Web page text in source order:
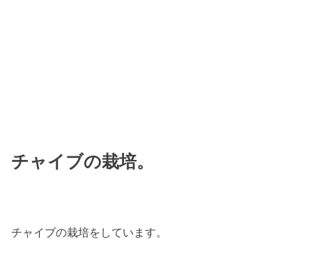
チャイブの栽培。
チャイブの栽培をしています。